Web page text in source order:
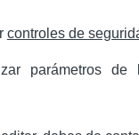
controles de
parámetros